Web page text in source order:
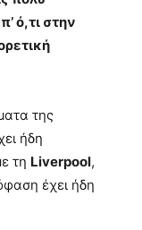
ό,τι στην
της
ήδη
τη Liverpool,
έχει ήδη